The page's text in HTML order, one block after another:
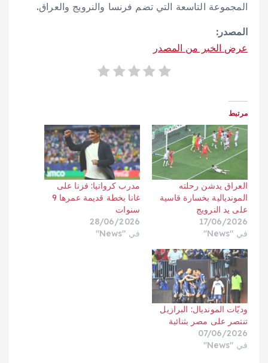
المجموعة التاسعة التي تضم فرنسا والنرويج والعراق.
المصدر:
عرض الخبر من المصدر
مرتبط
العراق يدشن رحلته
المونديالية بخسارة قاسية
على يد النرويج
17/06/2026
في "News"
مدرب كرواتيا: فزنا على
غانا بخطة قديمة عمرها 9
سنوات
28/06/2026
في "News"
وديّات المونديال: البرازيل
تنتصر على مصر بثنائية
07/06/2026
في "News"